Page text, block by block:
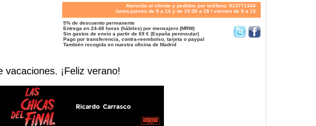
Atención al cliente y pedidos por teléfono: 913771344
lunes-jueves de 9 a 14 y de 15:30 a 18 / viernes de 9 a 13
5% de descuento permanente
Entrega en 24-48 horas (hábiles) por mensajero (MRW)
Sin gastos de envío a partir de 69 € (España peninsular)
Pago por transferencia, contra-reembolso, tarjeta o paypal
También recogida en nuestra oficina de Madrid
¡Feliz verano!